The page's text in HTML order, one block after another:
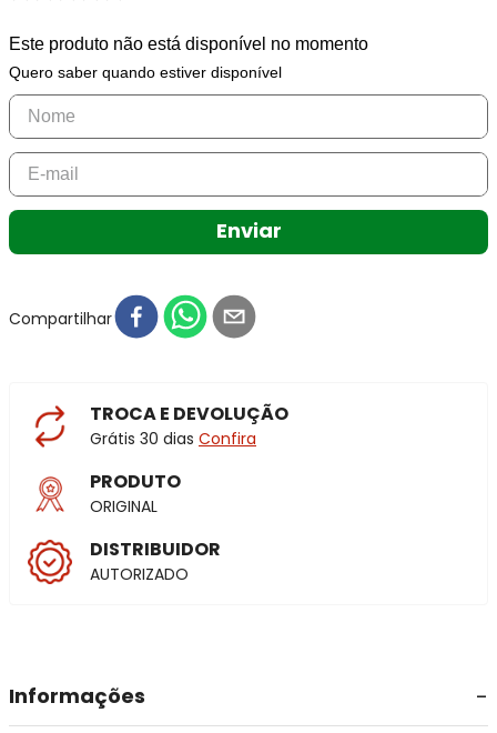
Este produto não está disponível no momento
Quero saber quando estiver disponível
Enviar
Compartilhar
TROCA E DEVOLUÇÃO
Grátis 30 dias Confira
PRODUTO
ORIGINAL
DISTRIBUIDOR
AUTORIZADO
Informações